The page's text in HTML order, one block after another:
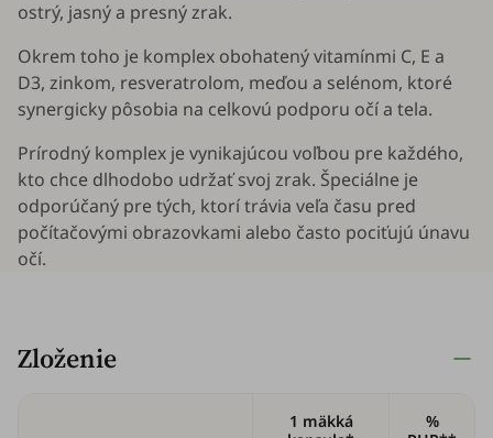
ostrý, jasný a presný zrak.
Okrem toho je komplex obohatený vitamínmi C, E a
D3, zinkom, resveratrolom, meďou a selénom, ktoré
synergicky pôsobia na celkovú podporu očí a tela.
Prírodný komplex je vynikajúcou voľbou pre každého,
kto chce dlhodobo udržať svoj zrak. Špeciálne je
odporúčaný pre tých, ktorí trávia veľa času pred
počítačovými obrazovkami alebo často pociťujú únavu
očí.
Zloženie
1 mäkká
%